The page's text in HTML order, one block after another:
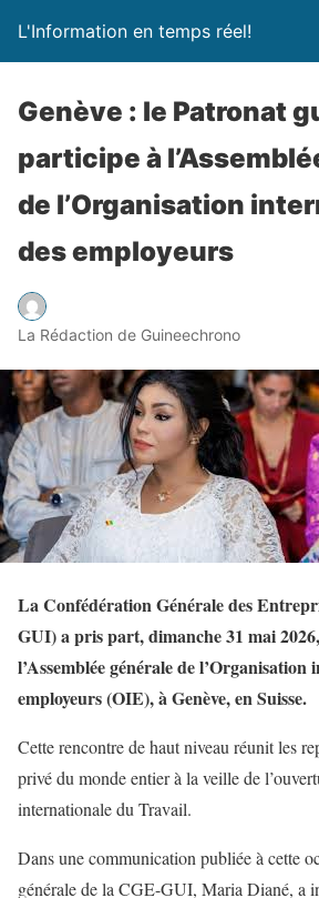
L'Information en temps réel!
Genève : le Patronat
participe à
de l’Organisation
des employeurs
La Rédaction de Guineechrono
La Confédération Générale des
GUI) a pris part, dimanche 31 mai
l’Assemblée générale de l’Organisation
employeurs (OIE), à Genève, en Suisse.
Cette rencontre de haut niveau réunit les
privé du monde entier à la veille de
internationale du Travail.
Dans une communication publiée à cette
générale de la CGE-GUI, Maria Diané, a